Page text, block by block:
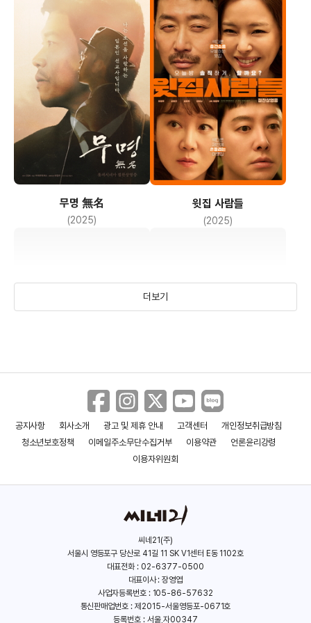
무명 無名
(2025)
윗집 사람들
(2025)
몽유도원도 문을 여는 법
더보기
공지사항 회사소개 광고 및 제휴 안내 고객센터
개인정보취급방침
청소년보호정책
이메일주소무단수집거부 이용약관
언론윤리강령
이용자위원회
씨네21(주)
서울시 영등포구 당산로 41길 11 SK V1센터 E동 1102호
대표전화 : 02-6377-0500
대표이사 : 장영엽
사업자등록번호 : 105-86-57632
통신판매업번호 : 제2015-서울영등포-0671호
등록번호 : 서울,자00347